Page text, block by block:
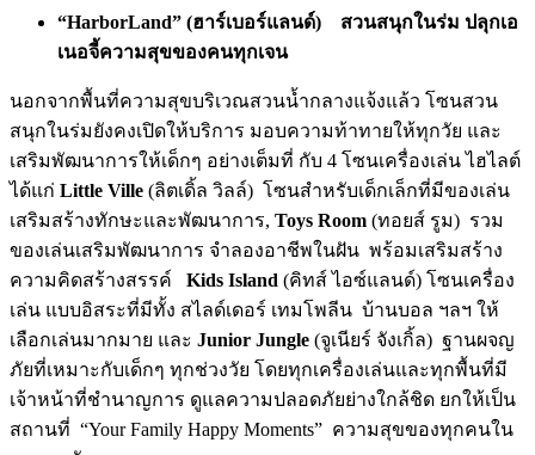
“HarborLand” (ฮาร์เบอร์แลนด์) สวนสนุกในร่ม ปลุกเอ
เนอจี้ความสุขของคนทุกเจน
นอกจากพื้นที่ความสุขบริเวณสวนน้ำกลางแจ้งแล้ว โซนสวน
สนุกในร่มยังคงเปิดให้บริการ มอบความท้าทายให้ทุกวัย และ
เสริมพัฒนาการให้เด็กๆ อย่างเต็มที่ กับ 4 โซนเครื่องเล่น ไฮไลต์
ได้แก่ Little Ville (ลิตเดิ้ล วิลล์) โซนสำหรับเด็กเล็กที่มีของเล่น
เสริมสร้างทักษะและพัฒนาการ, Toys Room (ทอยส์ รูม) รวม
ของเล่นเสริมพัฒนาการ จำลองอาชีพในฝัน พร้อมเสริมสร้าง
ความคิดสร้างสรรค์ Kids Island (คิทส์ ไอซ์แลนด์) โซนเครื่อง
เล่น แบบอิสระที่มีทั้ง สไลด์เดอร์ เทมโพลีน บ้านบอล ฯลฯ ให้
เลือกเล่นมากมาย และ Junior Jungle (จูเนียร์ จังเกิ้ล) ฐานผจญ
ภัยที่เหมาะกับเด็กๆ ทุกช่วงวัย โดยทุกเครื่องเล่นและทุกพื้นที่มี
เจ้าหน้าที่ชำนาญการ ดูแลความปลอดภัยย่างใกล้ชิด ยกให้เป็น
สถานที่ “Your Family Happy Moments” ความสุขของทุกคนใน